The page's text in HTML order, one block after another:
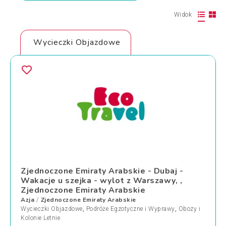
Widok
Wycieczki Objazdowe
Zjednoczone Emiraty Arabskie - Dubaj -
Wakacje u szejka - wylot z Warszawy, ,
Zjednoczone Emiraty Arabskie
Azja / Zjednoczone Emiraty Arabskie
Wycieczki Objazdowe, Podróże Egzotyczne i Wyprawy, Obozy i
Kolonie Letnie